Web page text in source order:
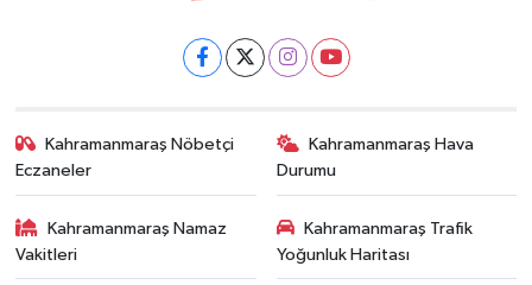
Kahramanmaraş Nöbetçi
Eczaneler
Kahramanmaraş Hava
Durumu
Kahramanmaraş Namaz
Vakitleri
Kahramanmaraş Trafik
Yoğunluk Haritası